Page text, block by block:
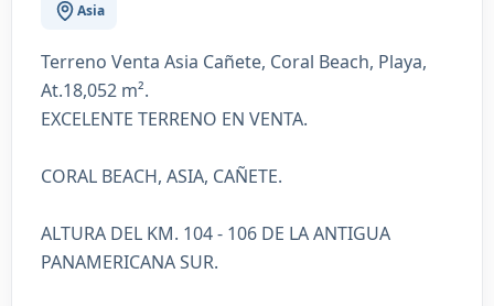
Asia
Terreno Venta Asia Cañete, Coral Beach, Playa,
At.18,052 m².
EXCELENTE TERRENO EN VENTA.
CORAL BEACH, ASIA, CAÑETE.
ALTURA DEL KM. 104 - 106 DE LA ANTIGUA
PANAMERICANA SUR.